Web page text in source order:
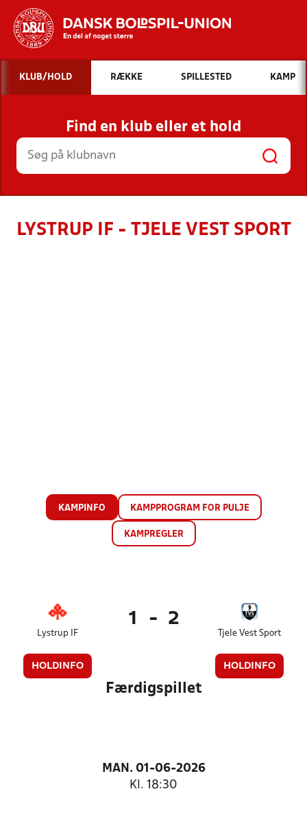
Hvad vil du søge efter?
INDHOLD OG NYHEDER
STILLINGER, RESULTATER, KLUBBER OG
HOLD
KLUB/HOLD RÆKKE SPILLESTED KAMP
Find en klub eller et hold
LYSTRUP IF - TJELE VEST SPORT
KAMPINFO KAMPPROGRAM FOR PULJE
KAMPREGLER
Lystrup IF
HOLDINFO
1 - 2
Tjele Vest Sport
HOLDINFO
Færdigspillet
MAN. 01-06-2026
Kl. 18:30